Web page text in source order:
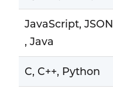
JavaScript, JSON
, Java
C, C++, Python